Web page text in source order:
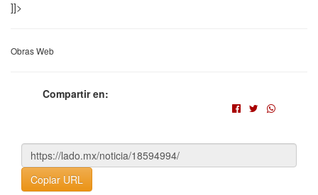
]]>
Obras Web
Compartir en:
Copiar URL